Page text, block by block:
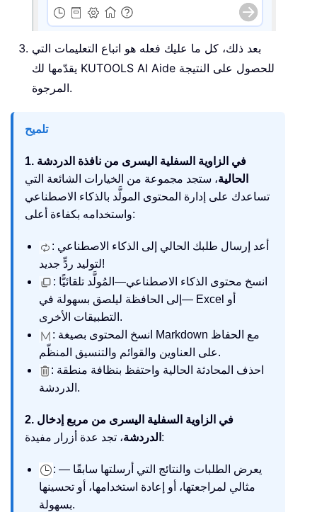
بعد ذلك، كل ما عليك فعله هو اتباع التعليمات التي
يقدّمها لك KUTOOLS AI Aide للحصول على النتيجة
المرجوة.
تلميح
1. في الزاوية السفلية اليسرى من نافذة الدردشة
الحالية، ستجد مجموعة من الخيارات الشائعة التي
تساعدك على إدارة المحتوى المولَّد بالذكاء الاصطناعي
واستخدامه بكفاءة أعلى:
: أعد إرسال طلبك الحالي إلى الذكاء الاصطناعي
لتوليد ردٍّ جديد!
: انسخ محتوى الذكاء الاصطناعي—المُولَّد تلقائيًّا
—إلى الحافظة ليلصق بسهولة في Excel أو
التطبيقات الأخرى.
: انسخ المحتوى بصيغة Markdown مع الحفاظ
على العناوين والقوائم والتنسيق المنظّم.
: احذف المحادثة الحالية واحتفظ بنظافة منطقة
الدردشة.
2. في الزاوية السفلية اليسرى من مربع إدخال
الدردشة ، تجد عدة أزرار مفيدة:
: يعرض الطلبات والنتائج التي أرسلتها سابقًا —
مثالي لمراجعتها، أو إعادة استخدامها، أو تحسينها
بسهولة.